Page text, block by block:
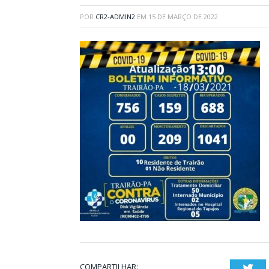
POR CR2-ADMIN2 EM 15 DE MARÇO DE 2022
COMPARTILHAR: